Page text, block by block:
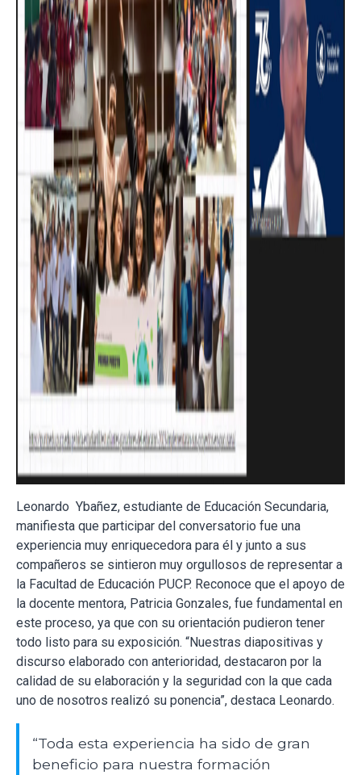
Leonardo Ybañez, estudiante de Educación Secundaria,
manifiesta que participar del conversatorio fue una
experiencia muy enriquecedora para él y junto a sus
compañeros se sintieron muy orgullosos de representar a
la Facultad de Educación PUCP. Reconoce que el apoyo de
la docente mentora, Patricia Gonzales, fue fundamental en
este proceso, ya que con su orientación pudieron tener
todo listo para su exposición. “Nuestras diapositivas y
discurso elaborado con anterioridad, destacaron por la
calidad de su elaboración y la seguridad con la que cada
uno de nosotros realizó su ponencia”, destaca Leonardo.
“Toda esta experiencia ha sido de gran
beneficio para nuestra formación